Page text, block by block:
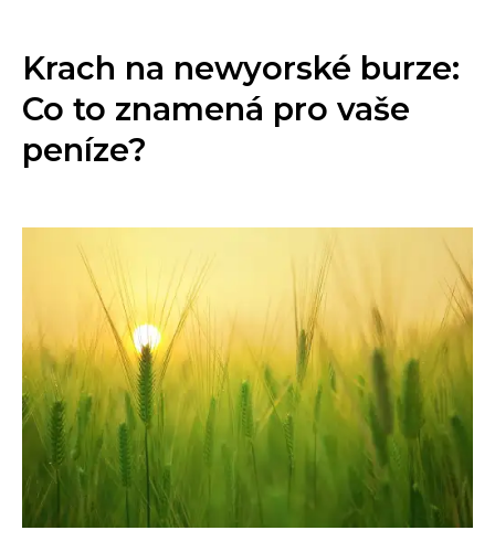
Krach na newyorské burze:
Co to znamená pro vaše
peníze?